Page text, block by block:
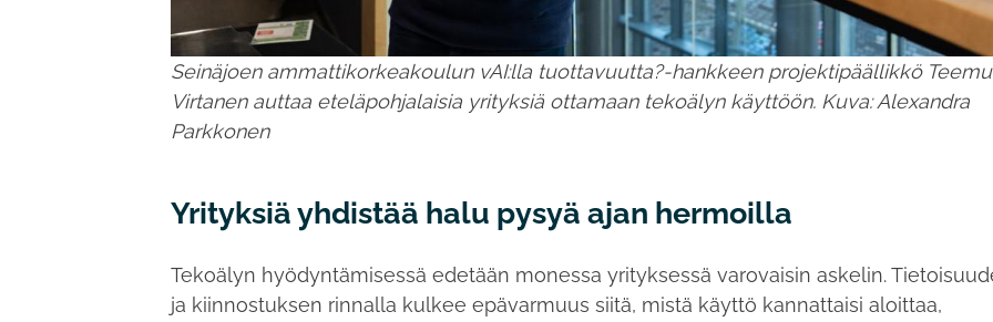
Seinäjoen ammattikorkeakoulun vAI:lla tuottavuutta?-hankkeen projektipäällikkö Teemu
Virtanen auttaa eteläpohjalaisia yrityksiä ottamaan tekoälyn käyttöön. Kuva: Alexandra
Parkkonen
Yrityksiä yhdistää halu pysyä ajan hermoilla
Tekoälyn hyödyntämisessä edetään monessa yrityksessä varovaisin askelin.
ja kiinnostuksen rinnalla kulkee epävarmuus siitä, mistä käyttö kannattaisi aloittaa,